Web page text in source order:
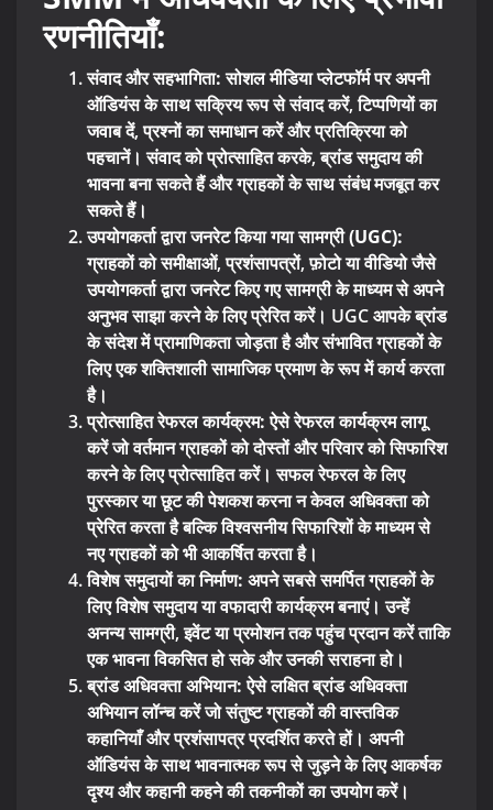
रणनीतियाँ:
संवाद और सहभागिता:सोशल मीडिया प्लेटफॉर्म पर अपनी
ऑडियंस के साथ सक्रिय रूप से संवाद करें, टिप्पणियों का
जवाब दें, प्रश्नों का समाधान करें और प्रतिक्रिया को
पहचानें। संवाद को प्रोत्साहित करके, ब्रांड समुदाय की
भावना बना सकते हैं और ग्राहकों के साथ संबंध मजबूत कर
सकते हैं।
उपयोगकर्ता द्वारा जनरेट किया गया सामग्री (UGC):
ग्राहकों को समीक्षाओं, प्रशंसापत्रों, फ़ोटो या वीडियो जैसे
उपयोगकर्ता द्वारा जनरेट किए गए सामग्री के माध्यम से अपने
अनुभव साझा करने के लिए प्रेरित करें। UGC आपके ब्रांड
के संदेश में प्रामाणिकता जोड़ता है और संभावित ग्राहकों के
लिए एक शक्तिशाली सामाजिक प्रमाण के रूप में कार्य करता
है।
प्रोत्साहित रेफरल कार्यक्रम:ऐसे रेफरल कार्यक्रम लागू
करें जो वर्तमान ग्राहकों को दोस्तों और परिवार को सिफारिश
करने के लिए प्रोत्साहित करें। सफल रेफरल के लिए
पुरस्कार या छूट की पेशकश करना न केवल अधिवक्ता को
प्रेरित करता है बल्कि विश्वसनीय सिफारिशों के माध्यम से
नए ग्राहकों को भी आकर्षित करता है।
विशेष समुदायों का निर्माण: अपने सबसे समर्पित ग्राहकों के
लिए विशेष समुदाय या वफादारी कार्यक्रम बनाएं। उन्हें
अनन्य सामग्री, इवेंट या प्रमोशन तक पहुंच प्रदान करें ताकि
एक भावना विकसित हो सके और उनकी सराहना हो।
ब्रांड अधिवक्ता अभियान:ऐसे लक्षित ब्रांड अधिवक्ता
अभियान लॉन्च करें जो संतुष्ट ग्राहकों की वास्तविक
कहानियाँ और प्रशंसापत्र प्रदर्शित करते हों। अपनी
ऑडियंस के साथ भावनात्मक रूप से जुड़ने के लिए आकर्षक
दृश्य और कहानी कहने की तकनीकों का उपयोग करें।